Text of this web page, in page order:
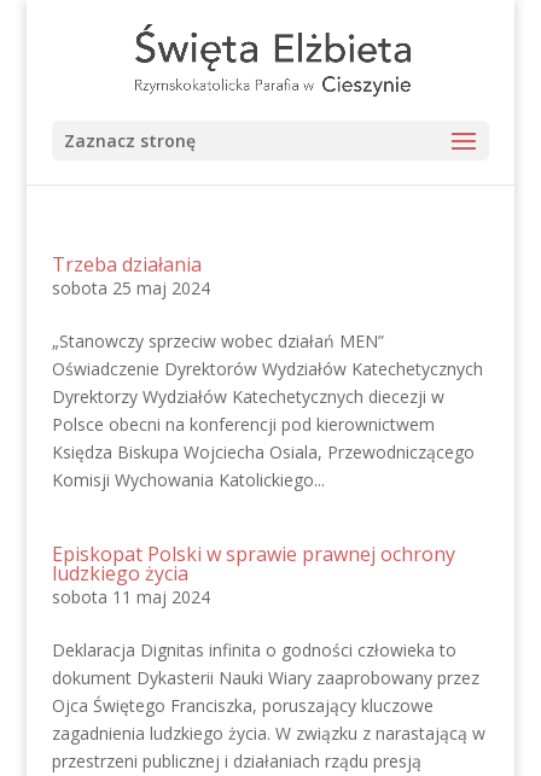
Zaznacz stronę
Trzeba działania
sobota 25 maj 2024
„Stanowczy sprzeciw wobec działań MEN”
Oświadczenie Dyrektorów Wydziałów Katechetycznych
Dyrektorzy Wydziałów Katechetycznych diecezji w
Polsce obecni na konferencji pod kierownictwem
Księdza Biskupa Wojciecha Osiala, Przewodniczącego
Komisji Wychowania Katolickiego...
Episkopat Polski w sprawie prawnej ochrony
ludzkiego życia
sobota 11 maj 2024
Deklaracja Dignitas infinita o godności człowieka to
dokument Dykasterii Nauki Wiary zaaprobowany przez
Ojca Świętego Franciszka, poruszający kluczowe
zagadnienia ludzkiego życia. W związku z narastającą w
przestrzeni publicznej i działaniach rządu presją